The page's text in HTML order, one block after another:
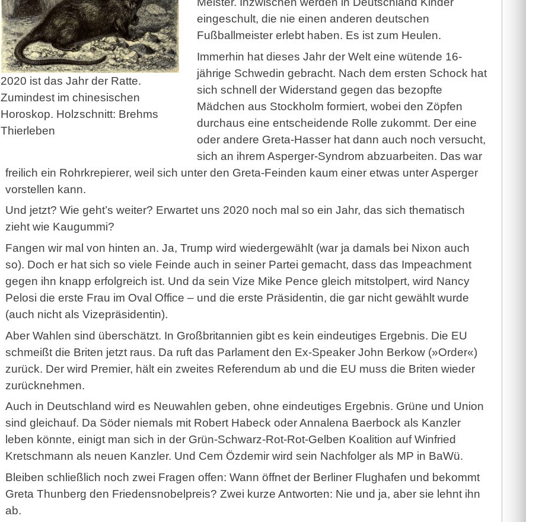
2020 ist das Jahr der Ratte.
Zumindest im chinesischen
Horoskop. Holzschnitt: Brehms
Thierleben
eingeschult, die nie einen anderen deutschen
Fußballmeister erlebt haben. Es ist zum Heulen.
Immerhin hat dieses Jahr der Welt eine wütende 16-
jährige Schwedin gebracht. Nach dem ersten Schock hat
sich schnell der Widerstand gegen das bezopfte
Mädchen aus Stockholm formiert, wobei den Zöpfen
durchaus eine entscheidende Rolle zukommt. Der eine
oder andere Greta-Hasser hat dann auch noch versucht,
sich an ihrem Asperger-Syndrom abzuarbeiten. Das war
freilich ein Rohrkrepierer, weil sich unter den Greta-Feinden kaum einer etwas unter Asperger
vorstellen kann.
Und jetzt? Wie geht’s weiter? Erwartet uns 2020 noch mal so ein Jahr, das sich thematisch
zieht wie Kaugummi?
Fangen wir mal von hinten an. Ja, Trump wird wiedergewählt (war ja damals bei Nixon auch
so). Doch er hat sich so viele Feinde auch in seiner Partei gemacht, dass das Impeachment
gegen ihn knapp erfolgreich ist. Und da sein Vize Mike Pence gleich mitstolpert, wird Nancy
Pelosi die erste Frau im Oval Office – und die erste Präsidentin, die gar nicht gewählt wurde
(auch nicht als Vizepräsidentin).
Aber Wahlen sind überschätzt. In Großbritannien gibt es kein eindeutiges Ergebnis. Die EU
schmeißt die Briten jetzt raus. Da ruft das Parlament den Ex-Speaker John Berkow (»Order«)
zurück. Der wird Premier, hält ein zweites Referendum ab und die EU muss die Briten wieder
zurücknehmen.
Auch in Deutschland wird es Neuwahlen geben, ohne eindeutiges Ergebnis. Grüne und Union
sind gleichauf. Da Söder niemals mit Robert Habeck oder Annalena Baerbock als Kanzler
leben könnte, einigt man sich in der Grün-Schwarz-Rot-Rot-Gelben Koalition auf Winfried
Kretschmann als neuen Kanzler. Und Cem Özdemir wird sein Nachfolger als MP in BaWü.
Bleiben schließlich noch zwei Fragen offen: Wann öffnet der Berliner Flughafen und bekommt
Greta Thunberg den Friedensnobelpreis? Zwei kurze Antworten: Nie und ja, aber sie lehnt ihn
ab.